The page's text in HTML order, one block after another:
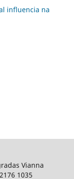
influencia na
Vianna
1035